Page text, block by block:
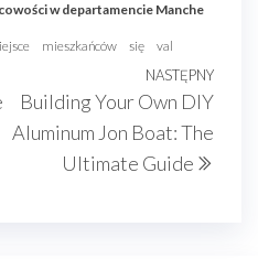
w departamencie Manche
mieszkańców się val
NASTĘPNY
Building Your Own DIY
Aluminum Jon Boat: The
Ultimate Guide